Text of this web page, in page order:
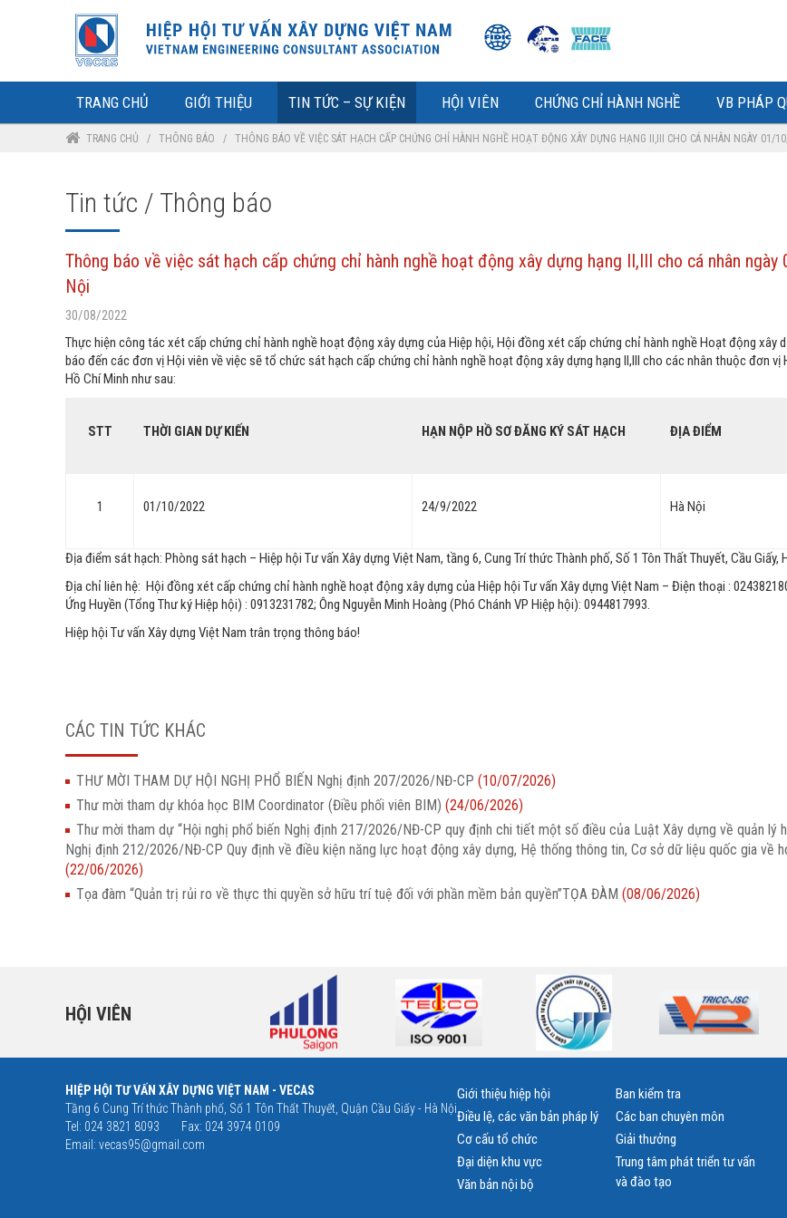
TRANG CHỦ GIỚI THIỆU TIN TỨC – SỰ KIỆN HỘI VIÊN CHỨNG CHỈ HÀNH NGHỀ VB PHÁP
TRANG CHỦ / THÔNG BÁO / THÔNG BÁO VỀ VIỆC SÁT HẠCH CẤP CHỨNG CHỈ HÀNH NGHỀ HOẠT ĐỘNG XÂY DỰNG HẠNG II,III CHO CÁ NHÂN NGÀY 01/
Tin tức / Thông báo
Thông báo về việc sát hạch cấp chứng chỉ hành nghề hoạt động xây dựng hạng II,III cho cá nhân
Nội
30/08/2022
Thực hiện công tác xét cấp chứng chỉ hành nghề hoạt động xây dựng của Hiệp hội, Hội đồng xét cấp chứng chỉ hành nghề Hoạt động xây
báo đến các đơn vị Hội viên về việc sẽ tổ chức sát hạch cấp chứng chỉ hành nghề hoạt động xây dựng hạng II,III cho các nhân thuộc đơn vị
Hồ Chí Minh như sau:
STT THỜI GIAN DỰ KIẾN HẠN NỘP HỒ SƠ ĐĂNG KÝ SÁT HẠCH ĐỊA ĐIỂM
1 01/10/2022 24/9/2022 Hà Nội
Địa điểm sát hạch: Phòng sát hạch – Hiệp hội Tư vấn Xây dựng Việt Nam, tầng 6, Cung Trí thức Thành phố, Số 1 Tôn Thất Thuyết, Cầu Giấy,
Địa chỉ liên hệ: Hội đồng xét cấp chứng chỉ hành nghề hoạt động xây dựng của Hiệp hội Tư vấn Xây dựng Việt Nam – Điện thoại :
Ứng Huyền (Tổng Thư ký Hiệp hội) : 0913231782; Ông Nguyễn Minh Hoàng (Phó Chánh VP Hiệp hội): 0944817993.
Hiệp hội Tư vấn Xây dựng Việt Nam trân trọng thông báo!
CÁC TIN TỨC KHÁC
THƯ MỜI THAM DỰ HỘI NGHỊ PHỔ BIẾN Nghị định 207/2026/NĐ-CP (10/07/2026)
Thư mời tham dự khóa học BIM Coordinator (Điều phối viên BIM) (24/06/2026)
Thư mời tham dự “Hội nghị phổ biến Nghị định 217/2026/NĐ-CP quy định chi tiết một số điều của Luật Xây dựng về quản lý
Nghị định 212/2026/NĐ-CP Quy định về điều kiện năng lực hoạt động xây dựng, Hệ thống thông tin, Cơ sở dữ liệu quốc gia về
(22/06/2026)
Tọa đàm “Quản trị rủi ro về thực thi quyền sở hữu trí tuệ đối với phần mềm bản quyền”TỌA ĐÀM (08/06/2026)
HỘI VIÊN
HIỆP HỘI TƯ VẤN XÂY DỰNG VIỆT NAM - VECAS
Tầng 6 Cung Trí thức Thành phố, Số 1 Tôn Thất Thuyết, Quận Cầu Giấy - Hà Nội
Tel: 024 3821 8093
Fax: 024 3974 0109
Email: vecas95@gmail.com
Giới thiệu hiệp hội
Điều lệ, các văn bản pháp lý
Cơ cấu tổ chức
Đại diện khu vực
Văn bản nội bộ
Ban kiểm tra
Các ban chuyên môn
Giải thưởng
Trung tâm phát triển tư vấn
và đào tạo